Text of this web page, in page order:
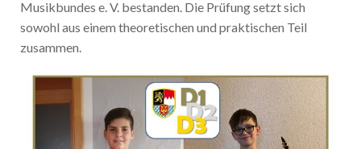
Musikbundes e. V. bestanden. Die Prüfung setzt sich
sowohl aus einem theoretischen und praktischen Teil
zusammen.